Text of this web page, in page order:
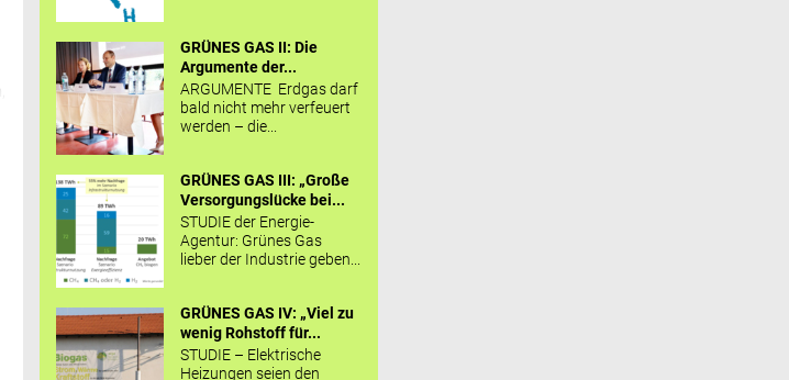
GRÜNES GAS II: Die
Argumente der...
ARGUMENTE Erdgas darf
bald nicht mehr verfeuert
werden – die...
GRÜNES GAS III: „Große
Versorgungslücke bei...
STUDIE der Energie-
Agentur: Grünes Gas
lieber der Industrie geben...
GRÜNES GAS IV: „Viel zu
wenig Rohstoff für...
STUDIE – Elektrische
Heizungen seien den